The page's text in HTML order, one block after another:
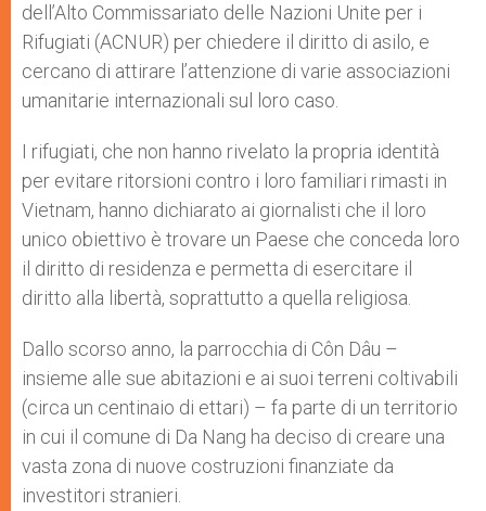
dell’Alto Commissariato delle Nazioni Unite per i
Rifugiati (ACNUR) per chiedere il diritto di asilo, e
cercano di attirare l’attenzione di varie associazioni
umanitarie internazionali sul loro caso.
I rifugiati, che non hanno rivelato la propria identità
per evitare ritorsioni contro i loro familiari rimasti in
Vietnam, hanno dichiarato ai giornalisti che il loro
unico obiettivo è trovare un Paese che conceda loro
il diritto di residenza e permetta di esercitare il
diritto alla libertà, soprattutto a quella religiosa.
Dallo scorso anno, la parrocchia di Côn Dâu –
insieme alle sue abitazioni e ai suoi terreni coltivabili
(circa un centinaio di ettari) – fa parte di un territorio
in cui il comune di Da Nang ha deciso di creare una
vasta zona di nuove costruzioni finanziate da
investitori stranieri.